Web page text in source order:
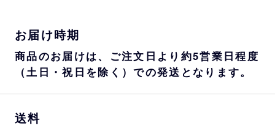
お届け時期
商品のお届けは、ご注文日より約5営業日程度
（土日・祝日を除く）での発送となります。
送料